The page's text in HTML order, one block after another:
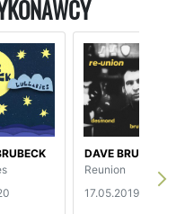
DAVE BRUBECK
Reunion
17.05.2019